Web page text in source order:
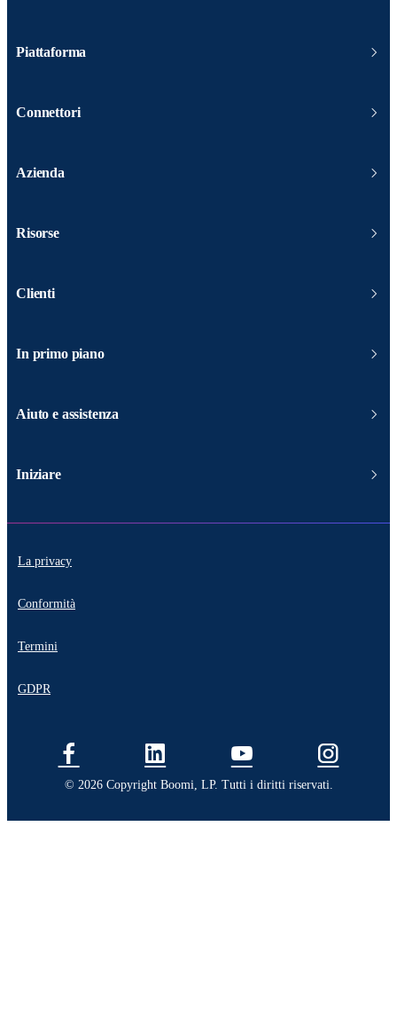
Piattaforma
Connettori
Azienda
Risorse
Clienti
In primo piano
Aiuto e assistenza
Iniziare
La privacy
Conformità
Termini
GDPR
© 2026 Copyright Boomi, LP. Tutti i diritti riservati.